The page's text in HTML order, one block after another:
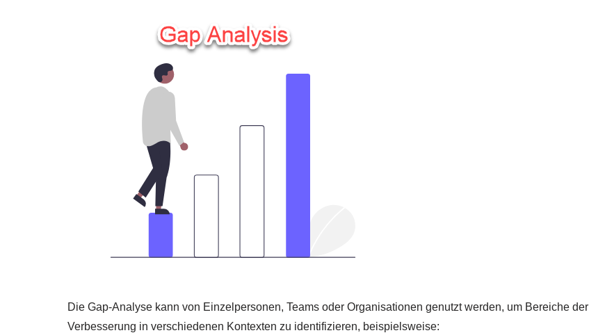
Die Gap-Analyse kann von Einzelpersonen, Teams oder Organisationen genutzt werden, um Bereiche der
Verbesserung in verschiedenen Kontexten zu identifizieren, beispielsweise: